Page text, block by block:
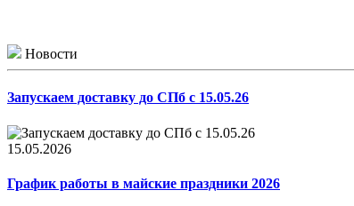
Новости
Запускаем доставку до СПб с 15.05.26
15.05.2026
График работы в майские праздники 2026